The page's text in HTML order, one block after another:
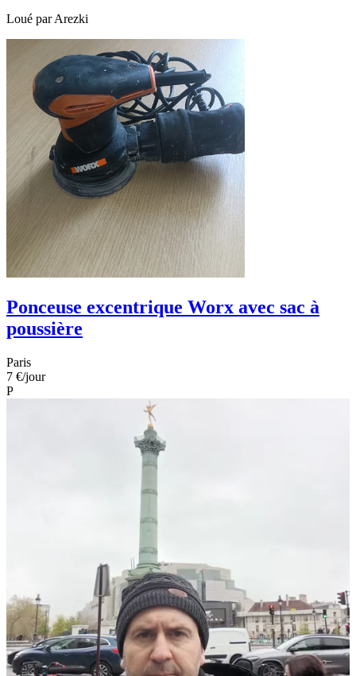
Loué parArezki
Ponceuse excentrique Worx avec sac à
poussière
Paris
7 €/jour
P